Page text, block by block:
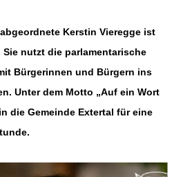
Kerstin Vieregge ist
nutzt die parlamentarische
Bürgerinnen und Bürgern ins
Unter dem Motto „Auf ein Wort
die Gemeinde Extertal für eine